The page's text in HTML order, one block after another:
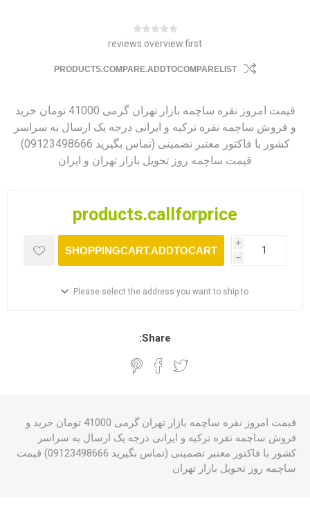
reviews.overview.first
PRODUCTS.COMPARE.ADDTOCOMPARELIST
قیمت امروز نقره ساچمه بازار تهران گرمی 41000 تومان خرید
و فروش ساچمه نقره ترکیه و ایرانی درجه یک ارسال به سراسر
کشور با فاکتور معتبر تضمینی (تماس بگیرید 09123498666)
قیمت ساچمه روز تحویل بازار تهران و ایران
products.callforprice
i
h
SHOPPINGCART.ADDTOCART
Please select the address you want to ship to
Share:
قیمت امروز نقره ساچمه بازار تهران گرمی 41000 تومان خرید و
فروش ساچمه نقره ترکیه و ایرانی درجه یک ارسال به سراسر
کشور با فاکتور معتبر تضمینی (تماس بگیرید 09123498666) قیمت
ساچمه روز تحویل بازار تهران